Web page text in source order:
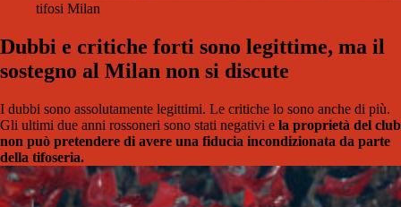
tifosi Milan
Dubbi e critiche forti sono legittime, ma il
sostegno al Milan non si discute
I dubbi sono assolutamente legittimi. Le critiche lo sono anche di più.
Gli ultimi due anni rossoneri sono stati negativi e la proprietà del club
non può pretendere di avere una fiducia incondizionata da parte
della tifoseria.